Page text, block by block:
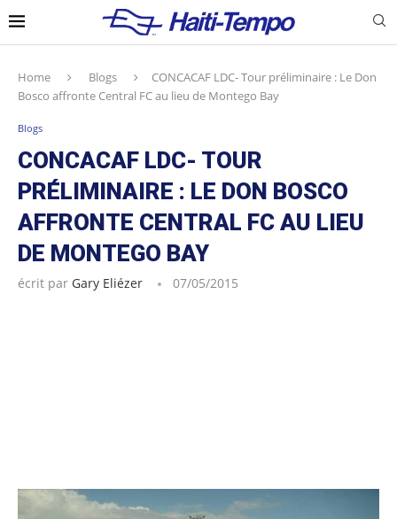
Home Blogs
CONCACAF LDC- Tour préliminaire : Le Don
Bosco affronte Central FC au lieu de Montego Bay
Blogs
CONCACAF LDC- TOUR
PRÉLIMINAIRE : LE DON BOSCO
AFFRONTE CENTRAL FC AU LIEU
DE MONTEGO BAY
écrit par Gary Eliézer 07/05/2015